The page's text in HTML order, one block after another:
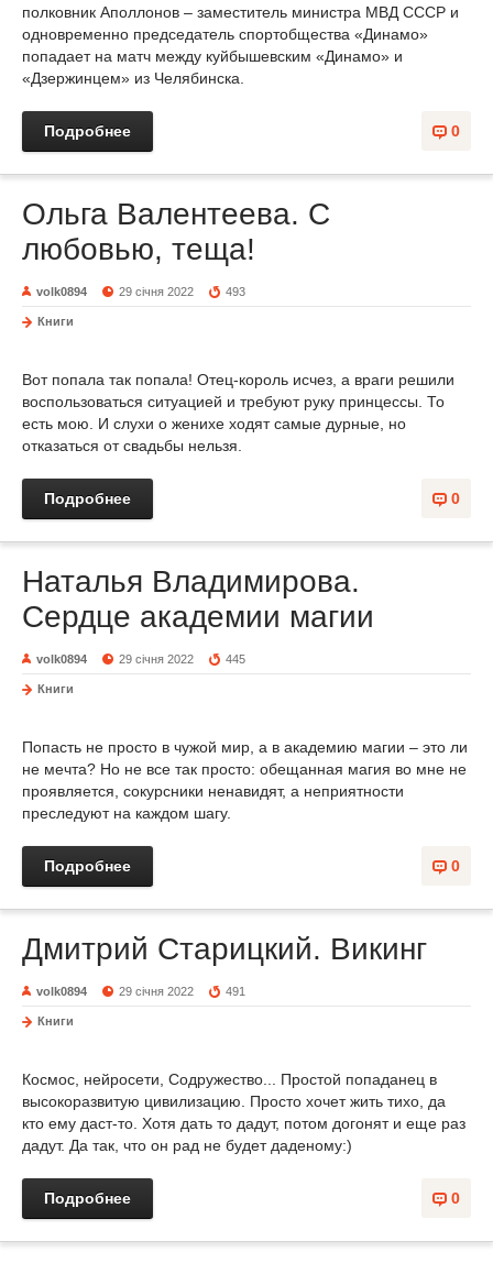
полковник Аполлонов – заместитель министра МВД СССР и
одновременно председатель спортобщества «Динамо»
попадает на матч между куйбышевским «Динамо» и
«Дзержинцем» из Челябинска.
0
Подробнее
Ольга Валентеева. С
любовью, теща!
volk0894 29 січня 2022 493
Книги
Вот попала так попала! Отец-король исчез, а враги решили
воспользоваться ситуацией и требуют руку принцессы. То
есть мою. И слухи о женихе ходят самые дурные, но
отказаться от свадьбы нельзя.
0
Подробнее
Наталья Владимирова.
Сердце академии магии
volk0894 29 січня 2022 445
Книги
Попасть не просто в чужой мир, а в академию магии – это ли
не мечта? Но не все так просто: обещанная магия во мне не
проявляется, сокурсники ненавидят, а неприятности
преследуют на каждом шагу.
0
Подробнее
Дмитрий Старицкий. Викинг
volk0894 29 січня 2022 491
Книги
Космос, нейросети, Содружество... Простой попаданец в
высокоразвитую цивилизацию. Просто хочет жить тихо, да
кто ему даст-то. Хотя дать то дадут, потом догонят и еще раз
дадут. Да так, что он рад не будет даденому:)
0
Подробнее